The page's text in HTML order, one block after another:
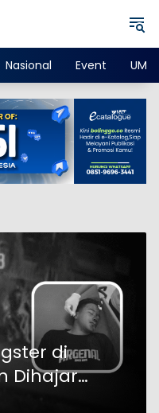
Nasional Event
di
Dihajar
Sakit